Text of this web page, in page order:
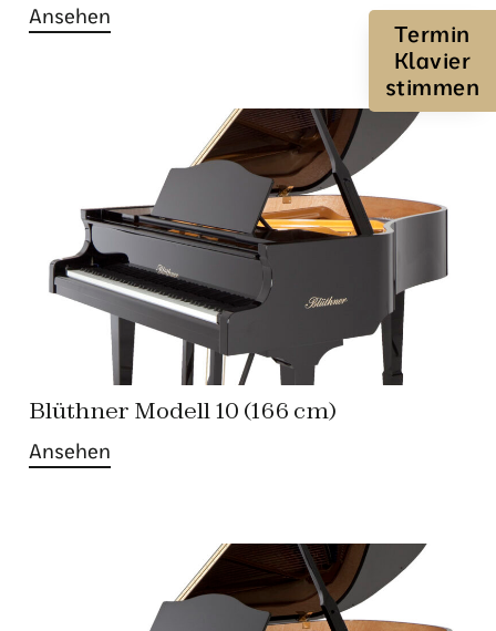
Ansehen
Blüthner Modell 10 (166 cm)
Ansehen
Termin
Klavier
stimmen